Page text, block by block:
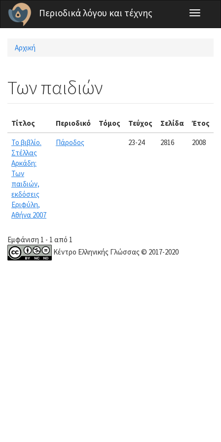
Παράκαμψη προς το κυρίως περιεχόμενο
Περιοδικά λόγου και τέχνης
Toggle
Είστε εδώ
Αρχική
Των παιδιών
Τίτλος Περιοδικό Τόμος Τεύχος Σελίδα Έτος
Το βιβλίο.
Στέλλας
Αρκάδη:
Των
παιδιών,
εκδόσεις
Εριφύλη,
Αθήνα 2007
Πάροδος 23-24 2816 2008
Εμφάνιση 1 - 1 από 1
Κέντρο Ελληνικής Γλώσσας © 2017-2020